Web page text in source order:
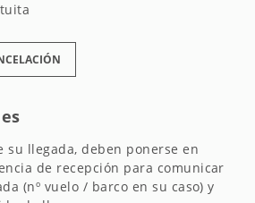
su llegada, deben ponerse en
de recepción para comunicar
(nº vuelo / barco en su caso) y